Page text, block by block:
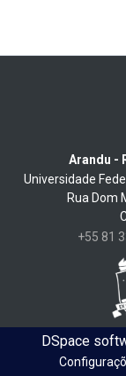
Arandu -
Universidade
Rua Dom
+55 81
DSpace